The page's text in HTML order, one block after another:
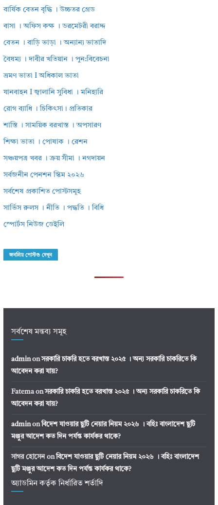
বার্ষিক বেতন বৃদ্ধি । উচ্চতর গ্রেড
বাসা । অফিস কক্ষ । ডরমেটরী বরাদ্দ
বেতন । বাড়ি ভাড়া । অন্যান্য ভাতাদি
বৈষম্য । দাবীর খতিয়ান । পুন:বিবেচনা
ভ্রমণ ভাতা I অধিকাল ভাতা
যানবাহন I জ্বালানি সুবিধা । মনিহারি
রোগ ব্যাধি । চিকিৎসা। প্রতিকার
শাস্তি । সাময়িক বরখাস্ত । অপসারণ
শিক্ষা ভাতা । পোষাক । রেশন
সঞ্চয়পত্র খবর । ক্রয় সীমা । নগদায়ন
সর্বজনীন পেনশন স্কিম ২০২৬
সর্বশেষ প্রকাশিত পোস্টসমূহ
সার্ভিস রুলস । নীতি । পদ্ধতি । বিধি
স্পোর্টস নিউজ ডেইলি
জনপ্রিয় পোস্টগু দেখুন
সর্বশেষ মন্তব্য সমূহ
adminonসরকারি চাকরি হতে বরখাস্ত ২০২৫ । অন্য সরকারি চাকরিতে কি
আবেদন করা যায়?
Fatemaonসরকারি চাকরি হতে বরখাস্ত ২০২৫ । অন্য সরকারি চাকরিতে কি
আবেদন করা যায়?
adminonবিদেশ যাওয়ার ছুটি নেয়ার নিয়ম ২০২৬ । বহিঃ বাংলাদেশ ছুটি
মঞ্জুর আদেশ কত দিন পর্যন্ত কার্যকর থাকে?
সাগর হোসেনonবিদেশ যাওয়ার ছুটি নেয়ার নিয়ম ২০২৬ । বহিঃ বাংলাদেশ
ছুটি মঞ্জুর আদেশ কত দিন পর্যন্ত কার্যকর থাকে?
অ্যাডমিন কর্তৃক নির্ধারিত শর্তাদি